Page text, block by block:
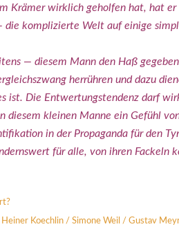
Krä­mer wirk­lich gehol­fen hat, hat
kom­pli­zier­te Welt auf eini­ge
— die­sem Mann den Haß
her­rüh­ren und dazu
ist. Die Ent­wer­tungs­ten­denz darf
die­sem klei­nen Man­ne ein Gefühl
in der Pro­pa­gan­da für den
für alle, von ihren Fackeln
Hei­ner Koech­lin / Simo­ne Weil / Gus­tav